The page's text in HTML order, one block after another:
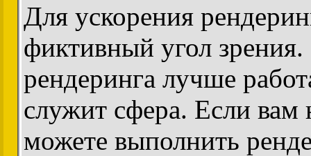
Для ускорения
фиктивный угол
рендеринга лучше
служит сфера. Если
можете выполнить